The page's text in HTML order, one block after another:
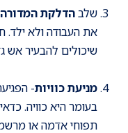
שלבהדלקת המדורה
את העבודה ולא ילד.
שיכולים להבעיר אש
מניעת כוויות-
בעומר היא כוויה.
תפוחי אדמה או